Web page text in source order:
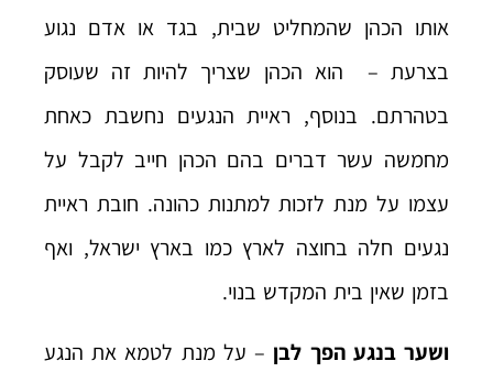
אותו הכהן שהמחליט שבית, בגד או אדם נגוע
בצרעת – הוא הכהן שצריך להיות זה שעוסק
בטהרתם. בנוסף, ראיית הנגעים נחשבת כאחת
מחמשה עשר דברים בהם הכהן חייב לקבל על
עצמו על מנת לזכות למתנות כהונה. חובת ראיית
נגעים חלה בחוצה לארץ כמו בארץ ישראל, ואף
בזמן שאין בית המקדש בנוי.
ושער בנגע הפך לבן – על מנת לטמא את הנגע